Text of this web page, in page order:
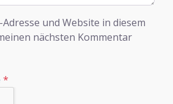
und Website in diesem
nächsten Kommentar
*